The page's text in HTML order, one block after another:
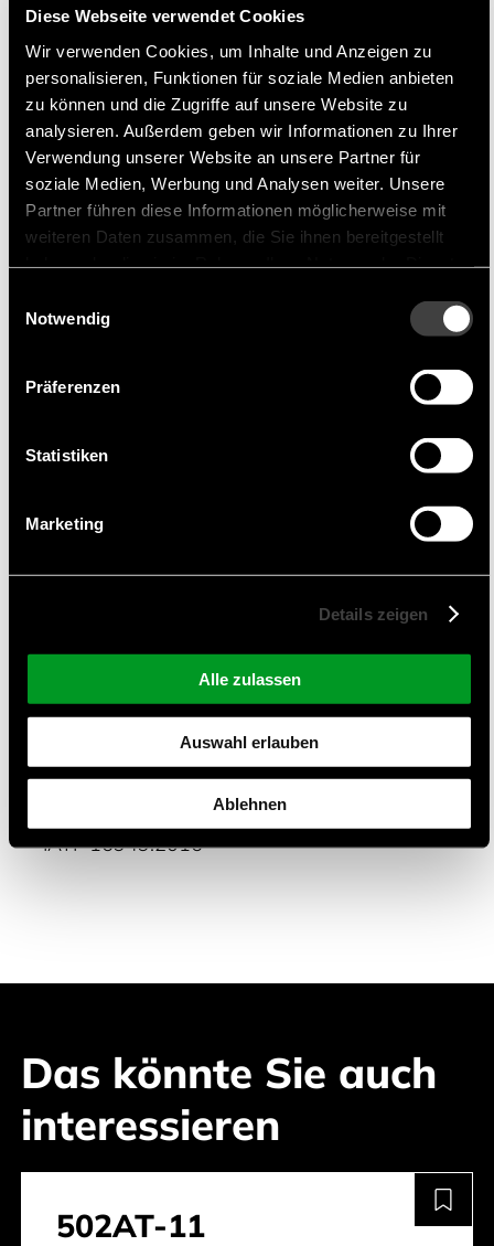
Diese Webseite verwendet Cookies
Wir verwenden Cookies, um Inhalte und Anzeigen zu
personalisieren, Funktionen für soziale Medien anbieten
zu können und die Zugriffe auf unsere Website zu
analysieren. Außerdem geben wir Informationen zu Ihrer
Verwendung unserer Website an unsere Partner für
soziale Medien, Werbung und Analysen weiter. Unsere
Partner führen diese Informationen möglicherweise mit
weiteren Daten zusammen, die Sie ihnen bereitgestellt
Notwendig
Präferenzen
Statistiken
Marketing
Details zeigen
Alle zulassen
Auswahl erlauben
Ablehnen
SEMITEC an erster Stelle. Sie bieten auch
maßgeschneiderte Produkte an, um den
unterschiedlichen Anforderungen der Kunden
gerecht zu werden.
Produktportfolio
SEMITEC bietet eine breite Pallette an Standard-
Thermistoren, Thermopiles,
berührungslose Temperatursensoren, Silizium-
Stromregeldioden.
Geeignete Anwendungen
Medizinische Geräre
Industrie Elektronik
Zertifizierungen und Qualitätsmanagement
ISO 9001:2015
ISO 13485:2016
IATF 16949:2016
Das könnte Sie auch
interessieren
502AT-11